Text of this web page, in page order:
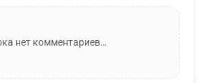
нет комментариев…